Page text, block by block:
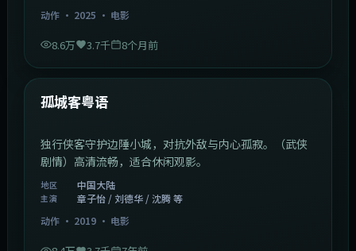
动作· 2025 · 电影
8.6万 3.7千 8个月前
热门
孤城客粤语
独行侠客守护边陲小城，对抗外敌与内心孤寂。（武侠
剧情）高清流畅，适合休闲观影。
地区 中国大陆
主演
章子怡 / 刘德华 / 沈腾 等
动作· 2019· 电影